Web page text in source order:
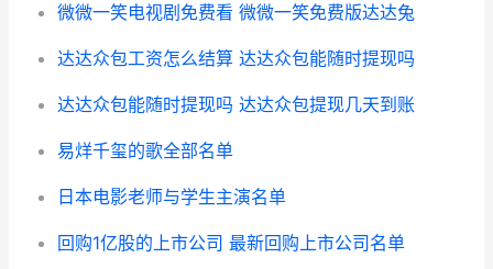
微微一笑电视剧免费看 微微一笑免费版达达兔
达达众包工资怎么结算 达达众包能随时提现吗
达达众包能随时提现吗 达达众包提现几天到账
易烊千玺的歌全部名单
日本电影老师与学生主演名单
回购1亿股的上市公司 最新回购上市公司名单